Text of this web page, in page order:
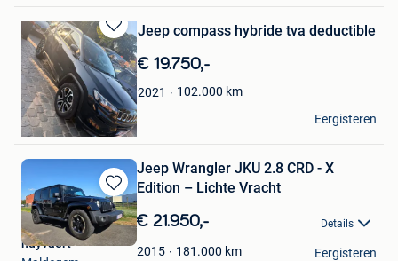
Bewaren
in
Mijn
Favorieten
Jeep compass hybride tva deductible
€ 19.750,-
2021 102.000 km
Art immo sprl
Bonheiden
Eergisteren
Bewaren
in
Mijn
Favorieten
Jeep Wrangler JKU 2.8 CRD - X
Edition – Lichte Vracht
€ 21.950,- Details
2015 181.000 km
huyvaert
Eergisteren